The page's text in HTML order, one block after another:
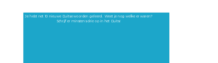
Je hebt net 10 nieuwe Duitse woorden geleerd.  Weet je nog welke er waren?
Schrijf er minstens drie op in het Duits!